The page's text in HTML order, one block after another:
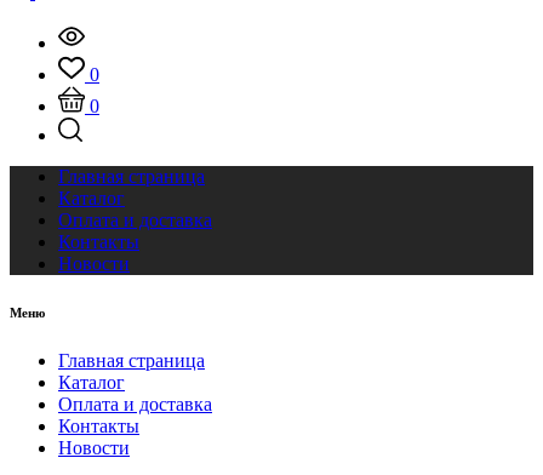
0
0
Главная страница
Каталог
Оплата и доставка
Контакты
Новости
Меню
Главная страница
Каталог
Оплата и доставка
Контакты
Новости